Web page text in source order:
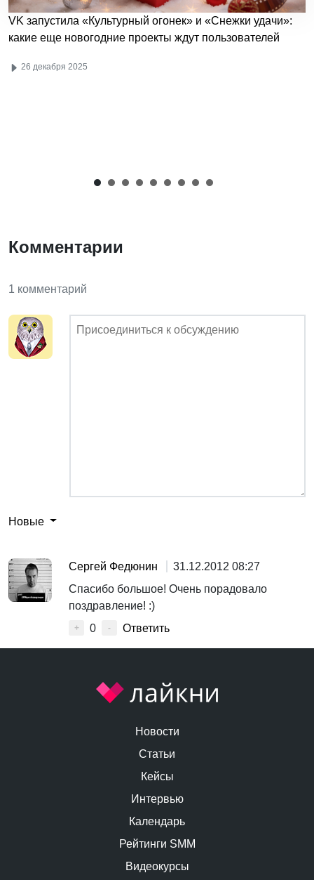
VK запустила «Культурный огонек» и «Снежки удачи»:
какие еще новогодние проекты ждут пользователей
26 декабря 2025
Комментарии
1 комментарий
Новые
Сергей Федюнин
31.12.2012 08:27
Спасибо большое! Очень порадовало
поздравление! :)
+ 0 - Ответить
Новости
Статьи
Кейсы
Интервью
Календарь
Рейтинги SMM
Видеокурсы